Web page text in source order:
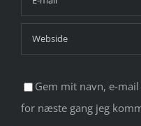
Gem mit navn, e-
for næste gang jeg